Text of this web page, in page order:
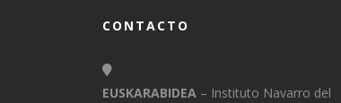
CONTACTO
EUSKARABIDEA – Instituto Navarro del